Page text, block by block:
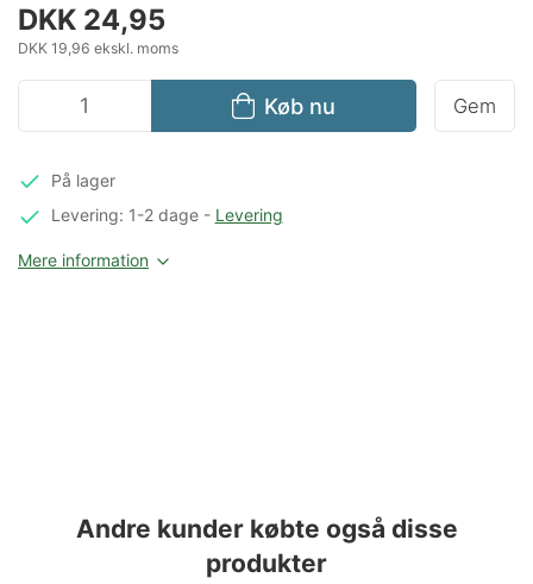
DKK 24,95
DKK 19,96 ekskl. moms
Køb nu Gem
På lager
Levering: 1-2 dage- Levering
Mere information
Andre kunder købte også disse
produkter